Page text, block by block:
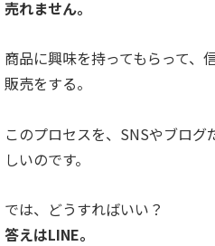
売れません。
商品に興味を持ってもらって、
販売をする。
このプロセスを、SNSやブロ
しいのです。
では、どうすればいい？
答えはLINE。